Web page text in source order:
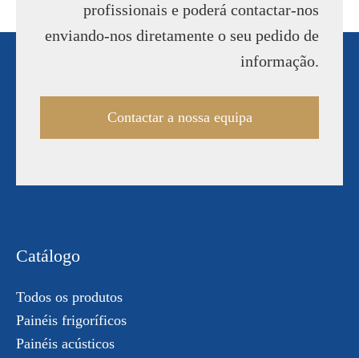
profissionais e poderá contactar-nos
enviando-nos diretamente o seu pedido de
informação.
Contactar a nossa equipa
Catálogo
Todos os produtos
Painéis frigoríficos
Painéis acústicos